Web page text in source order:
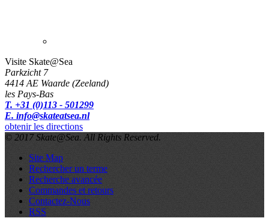
Visite Skate@Sea
Parkzicht 7
4414 AE Waarde (Zeeland)
les Pays-Bas
T. +31 (0)113 - 501299
E. info@skateatsea.nl
obtenir les directions
© 2017 Skate@Sea. All Rights Reserved.
Site Map
Rechercher un terme
Recherche avancée
Commandes et retours
Contactez-Nous
RSS